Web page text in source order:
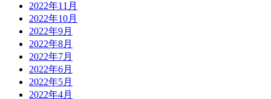
2022年11月
2022年10月
2022年9月
2022年8月
2022年7月
2022年6月
2022年5月
2022年4月